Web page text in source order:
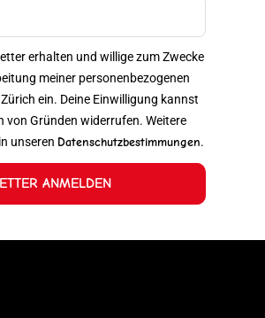
erhalten und willige zum Zwecke
meiner personenbezogenen
ein. Deine Einwilligung kannst
von Gründen widerrufen. Weitere
unseren Datenschutzbestimmungen.
ANMELDEN